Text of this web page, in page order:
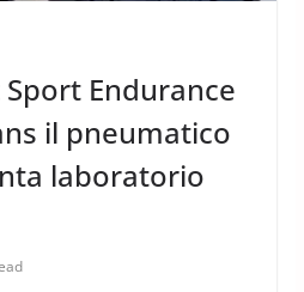
Endurance
il pneumatico
laboratorio